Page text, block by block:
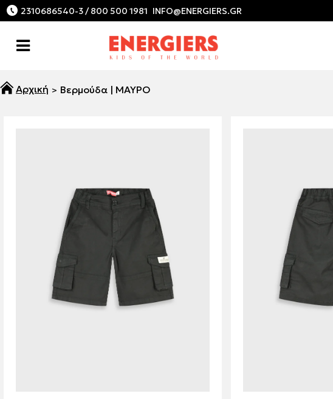
2310686540-3 / 800 500 1981
Βερμούδα | ΜΑΥΡΟ